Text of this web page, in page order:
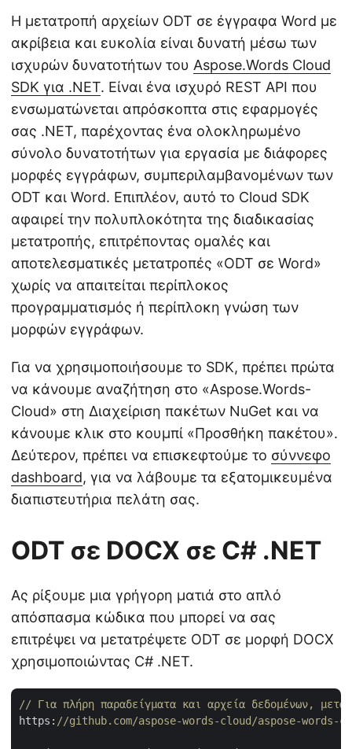
Η μετατροπή αρχείων ODT σε έγγραφα Word με
ακρίβεια και ευκολία είναι δυνατή μέσω των
ισχυρών δυνατοτήτων του Aspose.Words Cloud
SDK για .NET. Είναι ένα ισχυρό REST API που
ενσωματώνεται απρόσκοπτα στις εφαρμογές
σας .NET, παρέχοντας ένα ολοκληρωμένο
σύνολο δυνατοτήτων για εργασία με διάφορες
μορφές εγγράφων, συμπεριλαμβανομένων των
ODT και Word. Επιπλέον, αυτό το Cloud SDK
αφαιρεί την πολυπλοκότητα της διαδικασίας
μετατροπής, επιτρέποντας ομαλές και
αποτελεσματικές μετατροπές «ODT σε Word»
χωρίς να απαιτείται περίπλοκος
προγραμματισμός ή περίπλοκη γνώση των
μορφών εγγράφων.
Για να χρησιμοποιήσουμε το SDK, πρέπει πρώτα
να κάνουμε αναζήτηση στο «Aspose.Words-
Cloud» στη Διαχείριση πακέτων NuGet και να
κάνουμε κλικ στο κουμπί «Προσθήκη πακέτου».
Δεύτερον, πρέπει να επισκεφτούμε το σύννεφο
dashboard, για να λάβουμε τα εξατομικευμένα
διαπιστευτήρια πελάτη σας.
ODT σε DOCX σε C# .NET
Ας ρίξουμε μια γρήγορη ματιά στο απλό
απόσπασμα κώδικα που μπορεί να σας
επιτρέψει να μετατρέψετε ODT σε μορφή DOCX
χρησιμοποιώντας C# .NET.
// Για πλήρη παραδείγματα και αρχεία δεδομένων,
https: //github.com/aspose-words-cloud/aspose-words-